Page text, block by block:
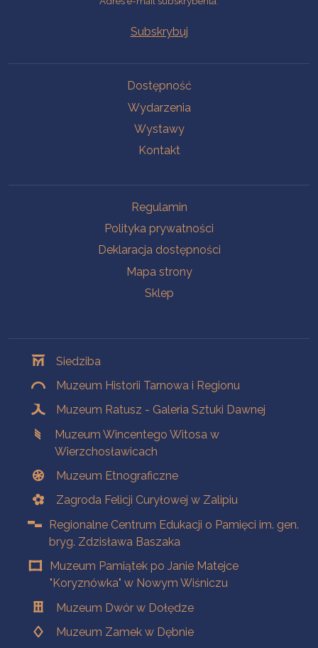
Dostępność
Wydarzenia
Wystawy
Kontakt
Regulamin
Polityka prywatności
Deklaracja dostępności
Mapa strony
Sklep
Siedziba
Muzeum Historii Tarnowa i Regionu
Muzeum Ratusz - Galeria Sztuki Dawnej
Muzeum Wincentego Witosa w
Wierzchosławicach
Muzeum Etnograficzne
Zagroda Felicji Curyłowej w Zalipiu
Regionalne Centrum Edukacji o Pamięci im. gen.
bryg. Zdzisława Baszaka
Muzeum Pamiątek po Janie Matejce
"Koryznówka" w Nowym Wiśniczu
Muzeum Dwór w Dołędze
Muzeum Zamek w Dębnie